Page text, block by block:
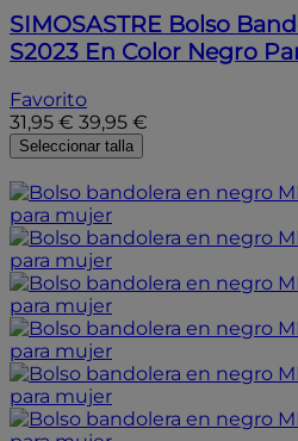
SIMOSASTRE Bolso
S2023 En Color Negro
Favorito
31,95 € 39,95 €
Seleccionar talla